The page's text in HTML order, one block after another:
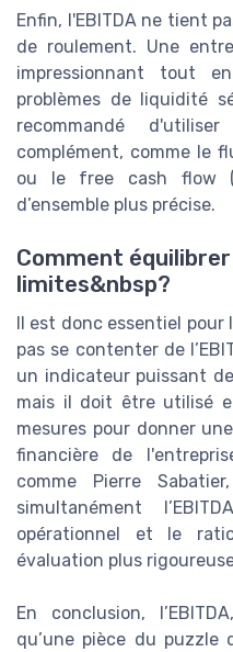
Enfin, l'EBITDA ne tient
de roulement. Une
impressionnant tout
problèmes de liquidité
recommandé
complément, comme le
ou le free cash flow
d’ensemble plus précise.
Comment
limites&nbsp?
Il est donc essentiel pour
pas se contenter de
un indicateur puissant
mais il doit être utilisé
mesures pour donner
financière de
comme Pierre
simultanément
opérationnel et le
évaluation plus
En conclusion,
qu’une pièce du puzzle